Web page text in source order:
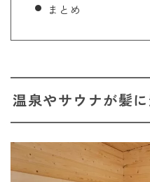
まとめ
温泉やサウナが髪